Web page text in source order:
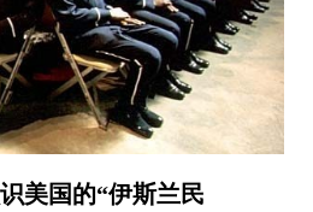
美国的“伊斯兰民